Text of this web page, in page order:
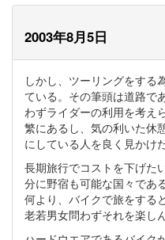
2003年8月5日
しかし、ツーリングをする
ている。その筆頭は道路で
わずライダーの利用を考え
繁にあるし、気の利いた休
にしている人を良く見かけた
長期旅行でコストを下げた
分に野宿も可能な国々であ
何より、バイクで旅をする
老若男女問わずそれを楽し